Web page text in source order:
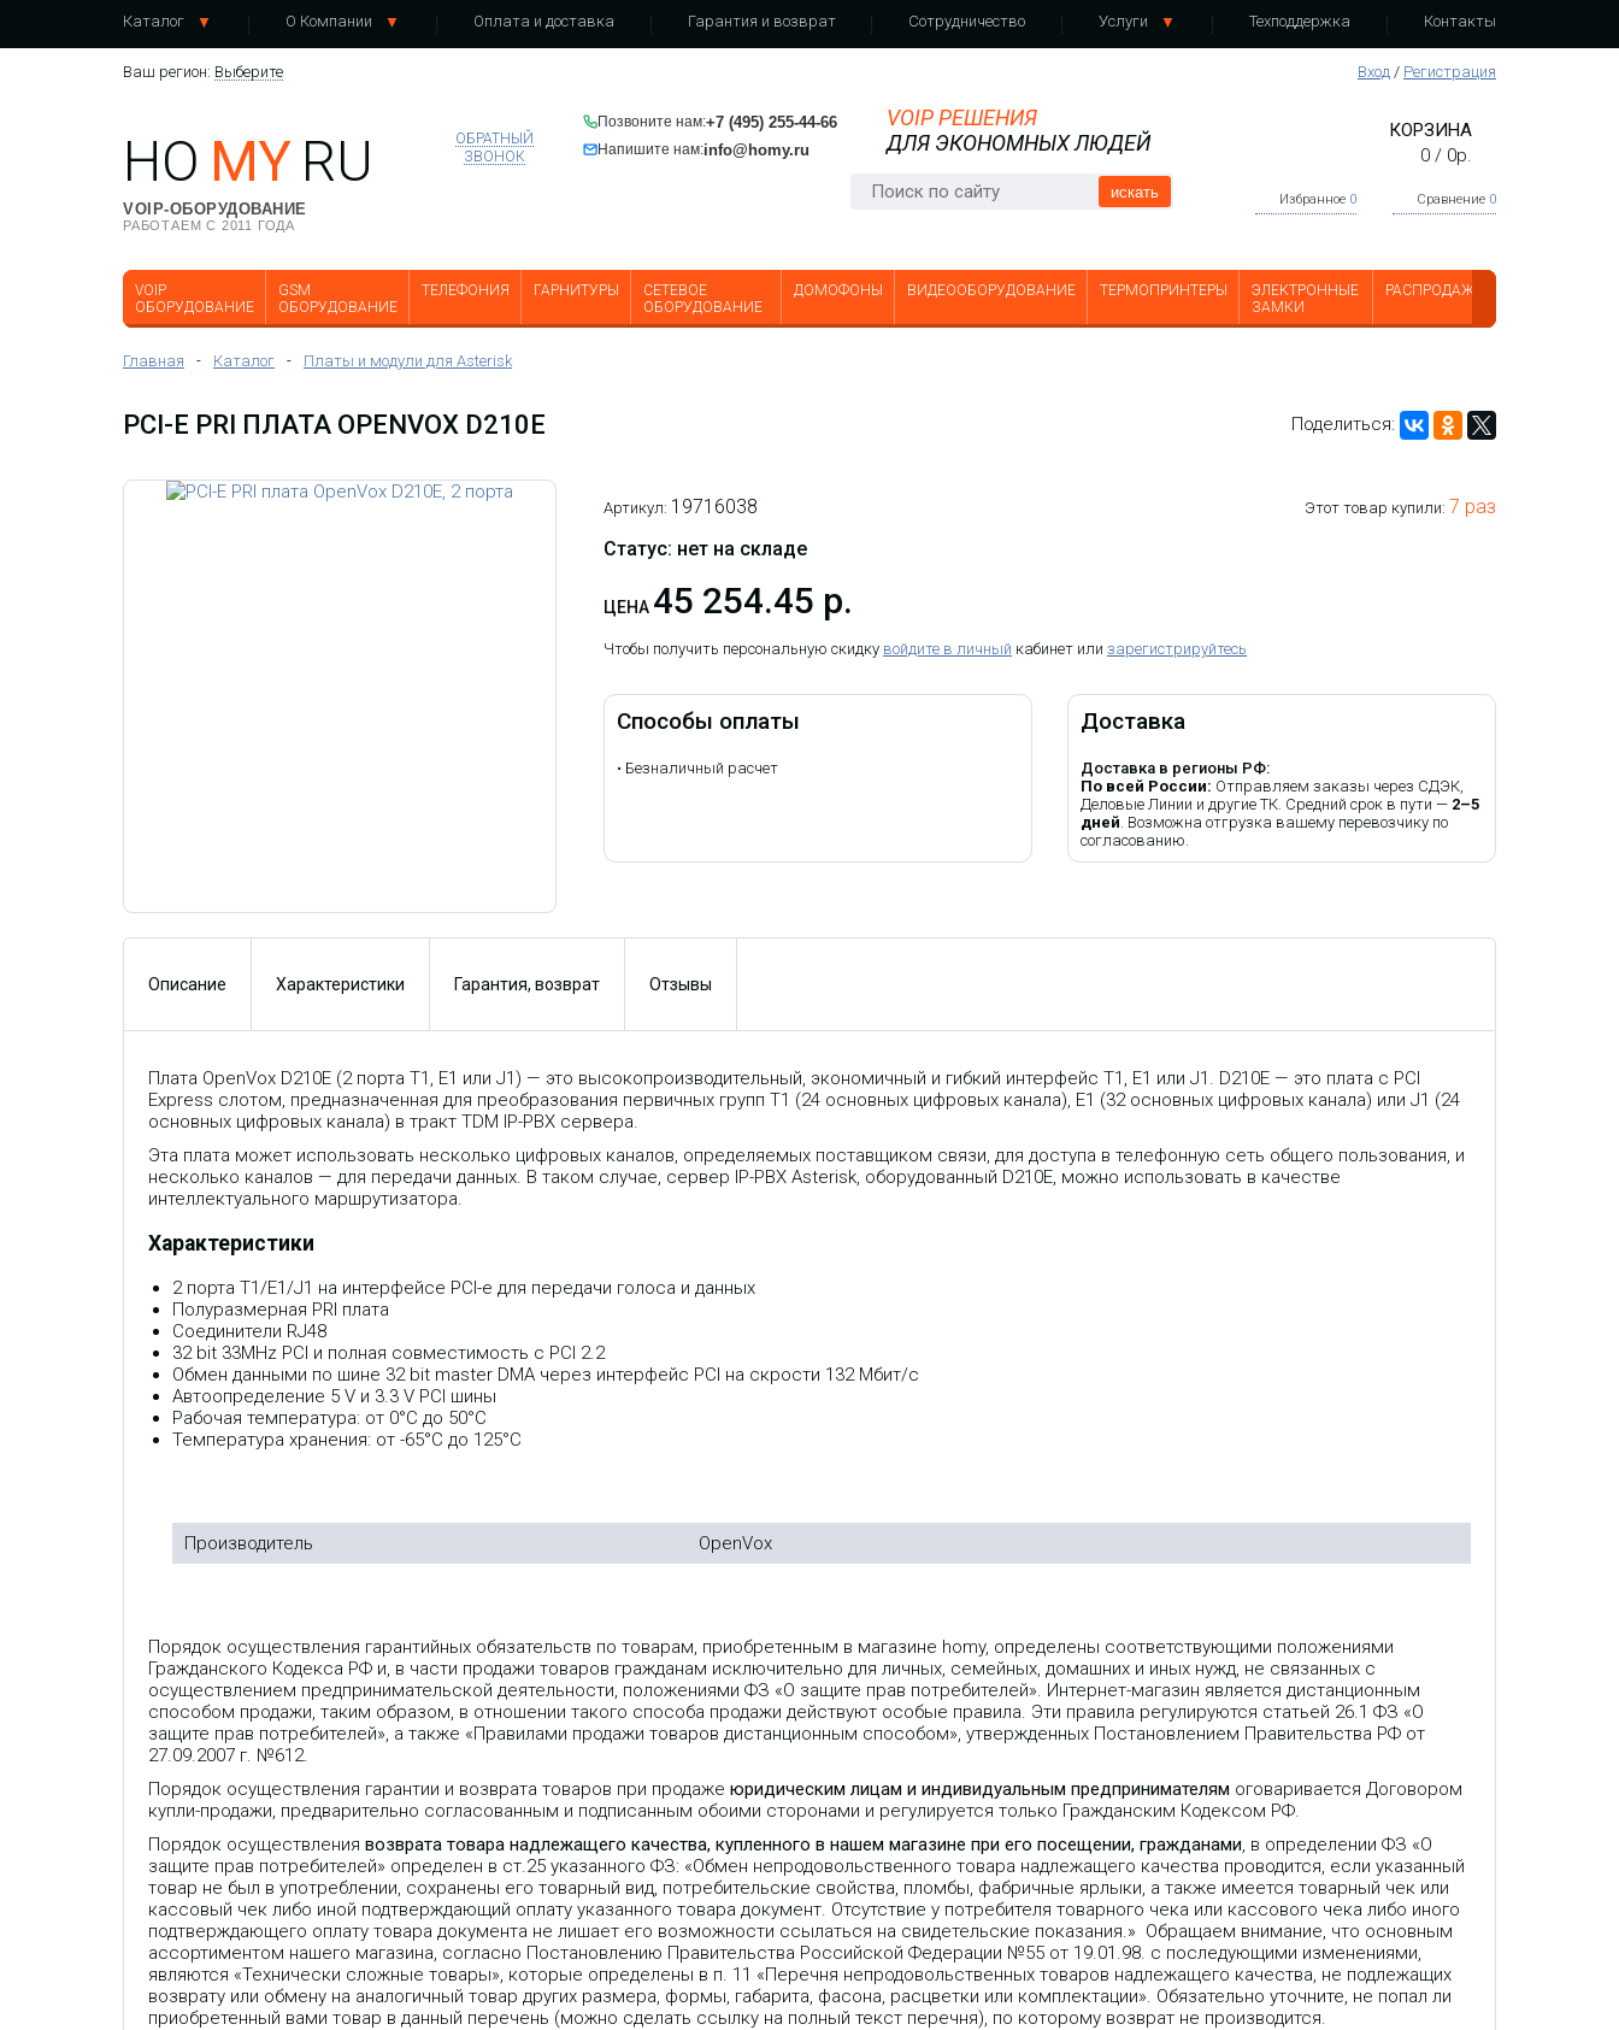
Каталог О Компании Оплата и доставка Гарантия и возврат Сотрудничество Услуги Техподдержка Контакты
Ваш регион: Выберите Вход / Регистрация
HO MY RU
VOIP-ОБОРУДОВАНИЕ
РАБОТАЕМ С 2011 ГОДА
Позвоните нам:+7 (495) 255-44-66
Напишите нам:info@homy.ru
ОБРАТНЫЙ
ЗВОНОК
VOIP РЕШЕНИЯ
ДЛЯ ЭКОНОМНЫХ ЛЮДЕЙ
искать
КОРЗИНА
0/ 0р.
Избранное 0 Сравнение 0
VOIP
ОБОРУДОВАНИЕ
GSM
ОБОРУДОВАНИЕ
ТЕЛЕФОНИЯ ГАРНИТУРЫ
СЕТЕВОЕ
ОБОРУДОВАНИЕ
ДОМОФОНЫ ВИДЕООБОРУДОВАНИЕ ТЕРМОПРИНТЕРЫ
ЭЛЕКТРОННЫЕ
ЗАМКИ
РАСПРОДАЖА
Главная - Каталог - Платы и модули для Asterisk
PCI-E PRI ПЛАТА OPENVOX D210E Поделиться:
Артикул: 19716038
Статус: нет на складе
Этот товар купили: 7 раз
ЦЕНА 45 254.45 р.
Чтобы получить персональную скидку войдите в личный кабинет или зарегистрируйтесь
Способы оплаты
• Безналичный расчет
Доставка
Доставка в регионы РФ:
По всей России: Отправляем заказы через СДЭК,
Деловые Линии и другие ТК. Средний срок в пути — 2–5
дней. Возможна отгрузка вашему перевозчику по
согласованию.
Описание Характеристики Гарантия, возврат Отзывы
Плата OpenVox D210E (2 порта T1, E1 или J1) — это высокопроизводительный, экономичный и гибкий интерфейс T1, E1 или J1. D210E — это плата с PCI
Express слотом, предназначенная для преобразования первичных групп T1 (24 основных цифровых канала), E1 (32 основных цифровых канала) или J1 (24
основных цифровых канала) в тракт TDM IP-PBX сервера.
Эта плата может использовать несколько цифровых каналов, определяемых поставщиком связи, для доступа в телефонную сеть общего пользования, и
несколько каналов — для передачи данных. В таком случае, сервер IP-PBX Asterisk, оборудованный D210E, можно использовать в качестве
интеллектуального маршрутизатора.
Характеристики
2 портa T1/E1/J1 на интерфейсе PCI-e для передачи голоса и данных
Полуразмерная PRI плата
Соединители RJ48
32 bit 33MHz PCI и полная совместимость с PCI 2.2
Обмен данными по шине 32 bit master DMA через интерфейс PCI на скрости 132 Mбит/с
Автоопределение 5 V и 3.3 V PCI шины
Рабочая температура: от 0°C до 50°C
Температура хранения: от -65°C до 125°C
Производитель OpenVox
Порядок осуществления гарантийных обязательств по товарам, приобретенным в магазине homy, определены соответствующими положениями
Гражданского Кодекса РФ и, в части продажи товаров гражданам исключительно для личных, семейных, домашних и иных нужд, не связанных с
осуществлением предпринимательской деятельности, положениями ФЗ «О защите прав потребителей». Интернет-магазин является дистанционным
способом продажи, таким образом, в отношении такого способа продажи действуют особые правила. Эти правила регулируются статьей 26.1 ФЗ «О
защите прав потребителей», а также «Правилами продажи товаров дистанционным способом», утвержденных Постановлением Правительства РФ от
27.09.2007 г. №612.
Порядок осуществления гарантии и возврата товаров при продаже юридическим лицам и индивидуальным предпринимателям оговаривается Договором
купли-продажи, предварительно согласованным и подписанным обоими сторонами и регулируется только Гражданским Кодексом РФ.
Порядок осуществления возврата товара надлежащего качества, купленного в нашем магазине при его посещении, гражданами , в определении ФЗ «О
защите прав потребителей» определен в ст.25 указанного ФЗ: «Обмен непродовольственного товара надлежащего качества проводится, если указанный
товар не был в употреблении, сохранены его товарный вид, потребительские свойства, пломбы, фабричные ярлыки, а также имеется товарный чек или
кассовый чек либо иной подтверждающий оплату указанного товара документ. Отсутствие у потребителя товарного чека или кассового чека либо иного
подтверждающего оплату товара документа не лишает его возможности ссылаться на свидетельские показания.» Обращаем внимание, что основным
ассортиментом нашего магазина, согласно Постановлению Правительства Российской Федерации №55 от 19.01.98. с последующими изменениями,
являются «Технически сложные товары», которые определены в п. 11 «Перечня непродовольственных товаров надлежащего качества, не подлежащих
возврату или обмену на аналогичный товар других размера, формы, габарита, фасона, расцветки или комплектации». Обязательно уточните, не попал ли
приобретенный вами товар в данный перечень (можно сделать ссылку на полный текст перечня), по которому возврат не производится.